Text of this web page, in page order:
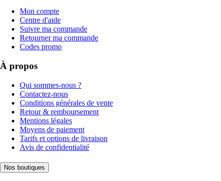
Mon compte
Centre d'aide
Suivre ma commande
Retourner ma commande
Codes promo
À propos
Qui sommes-nous ?
Contactez-nous
Conditions générales de vente
Retour & remboursement
Mentions légales
Moyens de paiement
Tarifs et options de livraison
Avis de confidentialité
Nos boutiques